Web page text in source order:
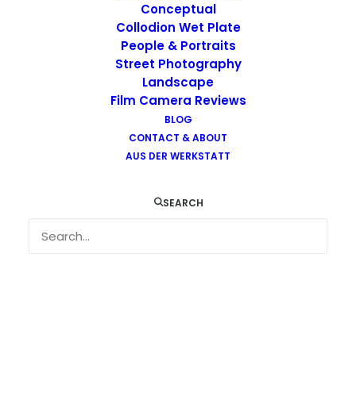
Conceptual
Collodion Wet Plate
People & Portraits
Street Photography
Landscape
Film Camera Reviews
BLOG
CONTACT & ABOUT
AUS DER WERKSTATT
SEARCH
Images tagged "outdoor"